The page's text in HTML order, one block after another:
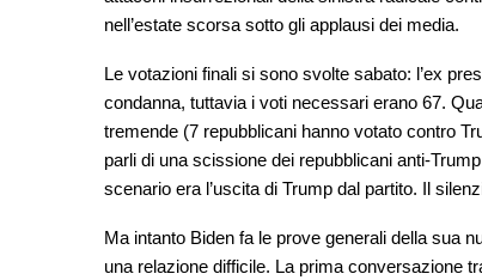
nell’estate scorsa sotto gli applausi dei media.
Le votazioni finali si sono svolte sabato: l’ex
condanna, tuttavia i voti necessari erano 67.
tremende (7 repubblicani hanno votato contro
parli di una scissione dei repubblicani anti-
scenario era l’uscita di Trump dal partito. Il
Ma intanto Biden fa le prove generali della sua
una relazione difficile. La prima conversazione